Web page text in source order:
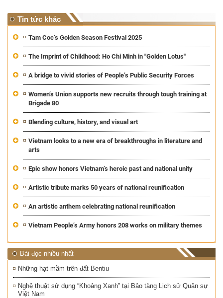
Tin tức khác
Tam Coc’s Golden Season Festival 2025
The Imprint of Childhood: Ho Chi Minh in "Golden Lotus"
A bridge to vivid stories of People’s Public Security Forces
Women’s Union supports new recruits through tough training at
Brigade 80
Blending culture, history, and visual art
Vietnam looks to a new era of breakthroughs in literature and
arts
Epic show honors Vietnam’s heroic past and national unity
Artistic tribute marks 50 years of national reunification
An artistic anthem celebrating national reunification
Vietnam People’s Army honors 208 works on military themes
Bài đọc nhiều nhất
Những hạt mầm trên đất Bentiu
Nghệ thuật sử dụng “Khoảng Xanh” tại Bảo tàng Lịch sử Quân sự
Việt Nam